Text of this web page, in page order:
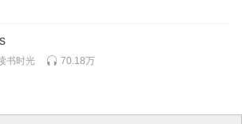
书时光 70.18万